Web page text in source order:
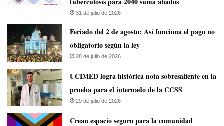
31 de julio de 2026
Feriado del 2 de agosto: Así funciona el pago no
obligatorio según la ley
28 de julio de 2026
UCIMED logra histórica nota sobresaliente en la
prueba para el internado de la CCSS
29 de julio de 2026
Crean espacio seguro para la comunidad